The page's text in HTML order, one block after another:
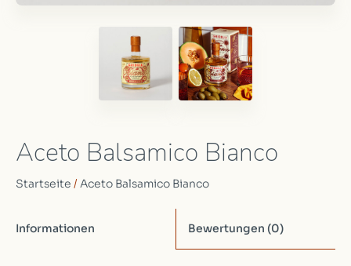
Aceto Balsamico Bianco
Startseite / Aceto Balsamico Bianco
Informationen Bewertungen (0)